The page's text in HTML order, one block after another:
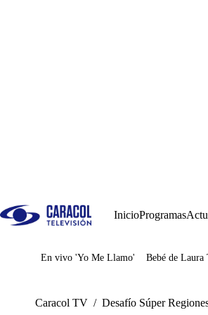
InicioProgramas
Juegos
En vivo 'Yo Me Llamo' Bebé de Laura
Caracol TV / Desafío Súper